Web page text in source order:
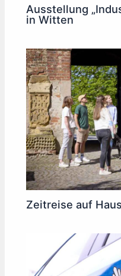
Ausstellung
in Witten
Zeitreise auf